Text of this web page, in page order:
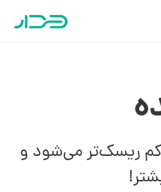
ریسک‌تر می‌شود و